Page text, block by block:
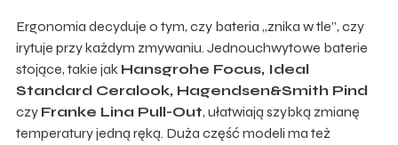
Ergonomia decyduje o tym, czy bateria „znika w tle”, czy
irytuje przy każdym zmywaniu. Jednouchwytowe baterie
stojące, takie jak Hansgrohe Focus, Ideal
Standard Ceralook, Hagendsen&Smith Pind
czy Franke Lina Pull-Out, ułatwiają szybką zmianę
temperatury jedną ręką. Duża część modeli ma też